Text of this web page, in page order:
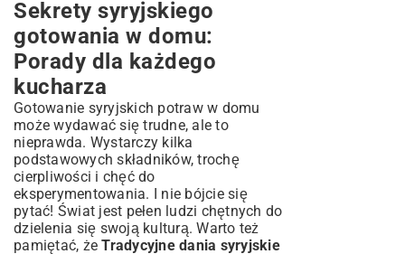
Sekrety syryjskiego
gotowania w domu:
Porady dla każdego
kucharza
Gotowanie syryjskich potraw w domu
może wydawać się trudne, ale to
nieprawda. Wystarczy kilka
podstawowych składników, trochę
cierpliwości i chęć do
eksperymentowania. I nie bójcie się
pytać! Świat jest pełen ludzi chętnych do
dzielenia się swoją kulturą. Warto też
pamiętać, żeTradycyjne dania syryjskie